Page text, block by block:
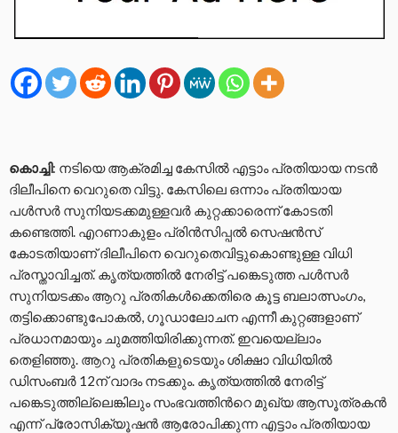
കൊച്ചി: നടിയെ ആക്രമിച്ച കേസിൽ എട്ടാം പ്രതിയായ നടൻ
ദിലീപിനെ വെറുതെ വിട്ടു. കേസിലെ ഒന്നാം പ്രതിയായ
പള്‍സര്‍ സുനിയടക്കമുള്ളവര്‍ കുറ്റക്കാരെന്ന് കോടതി
കണ്ടെത്തി. എറണാകുളം പ്രിൻസിപ്പൽ സെഷൻസ്
കോടതിയാണ് ദിലീപിനെ വെറുതെവിട്ടുകൊണ്ടുള്ള വിധി
പ്രസ്താവിച്ചത്. കൃത്യത്തിൽ നേരിട്ട് പങ്കെടുത്ത പൾസർ
സുനിയടക്കം ആറു പ്രതികൾക്കെതിരെ കൂട്ട ബലാത്സംഗം,
തട്ടിക്കൊണ്ടുപോകൽ, ഗൂഡാലോചന എന്നീ കുറ്റങ്ങളാണ്
പ്രധാനമായും ചുമത്തിയിരിക്കുന്നത്. ഇവയെല്ലാം
തെളിഞ്ഞു. ആറു പ്രതികളുടെയും ശിക്ഷാ വിധിയിൽ
ഡിസംബര്‍ 12ന് വാദം നടക്കും. കൃത്യത്തിൽ നേരിട്ട്
പങ്കെടുത്തില്ലെങ്കിലും സംഭവത്തിന്‍റെ മുഖ്യ ആസൂത്രകൻ
എന്ന് പ്രോസിക്യൂഷൻ ആരോപിക്കുന്ന എട്ടാം പ്രതിയായ